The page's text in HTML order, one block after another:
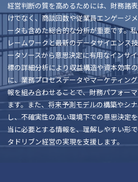
経営判断の質を高めるためには、財務諸
けでなく、商談回数や従業員エンゲージ
ータも含めた総合的な分析が重要です。
レームワークと最新のデータサイエンス
ータソースから意思決定に有用なインサ
標の詳細分析により収益構造や資本効率
に、業務プロセスデータやマーケティン
報を組み合わせることで、財務パフォー
ます。また、将来予測モデルの構築やシ
し、不確実性の高い環境下での意思決定
当に必要とする情報を、理解しやすい形
タドリブン経営の実現を支援します。